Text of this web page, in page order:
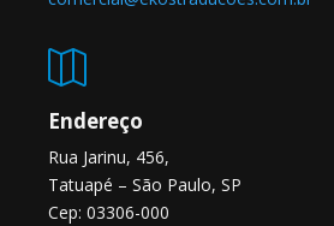

Endereço
Rua Jarinu, 456,
Tatuapé – São Paulo, SP
Cep: 03306-000